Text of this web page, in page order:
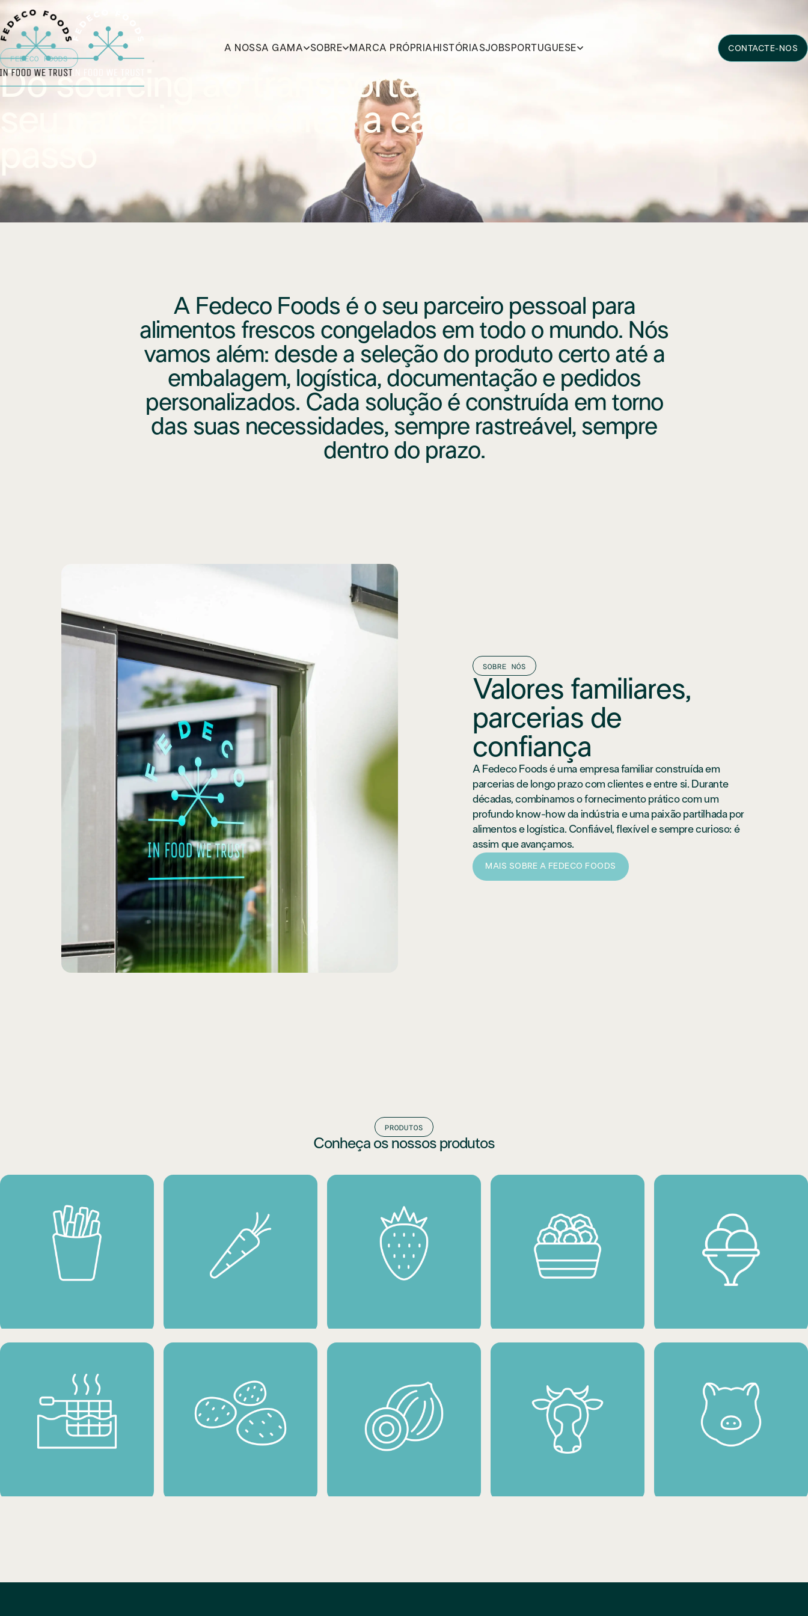
A NOSSA GAMA SOBRE MARCA PRÓPRIA HISTÓRIASJOBSPORTUGUESE CONTACTE-NOS
FEDECO FOODS
Do sourcing ao transporte, o
seu parceiro alimentar a cada
A Fedeco Foods é o seu parceiro pessoal para
alimentos frescos congelados em todo o mundo. Nós
vamos além: desde a seleção do produto certo até a
embalagem, logística, documentação e pedidos
personalizados. Cada solução é construída em torno
das suas necessidades, sempre rastreável, sempre
dentro do prazo.
SOBRE NÓS
Valores familiares,
parcerias de
confiança
A Fedeco Foods é uma empresa familiar construída em
parcerias de longo prazo com clientes e entre si. Durante
décadas, combinamos o fornecimento prático com um
profundo know-how da indústria e uma paixão partilhada por
alimentos e logística. Confiável, flexível e sempre curioso: é
assim que avançamos.
MAIS SOBRE A FEDECO FOODS
PRODUTOS
Conheça os nossos produtos